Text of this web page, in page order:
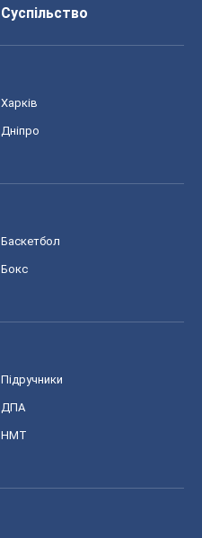
Суспільство
Харків
Дніпро
Баскетбол
Бокс
Підручники
ДПА
НМТ